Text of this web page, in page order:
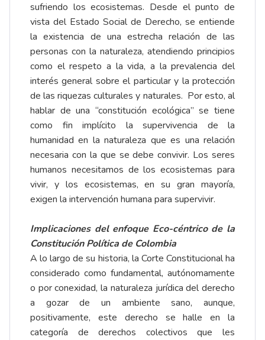
sufriendo los ecosistemas. Desde el punto de
vista del Estado Social de Derecho, se entiende
la existencia de una estrecha relación de las
personas con la naturaleza, atendiendo principios
como el respeto a la vida, a la prevalencia del
interés general sobre el particular y la protección
de las riquezas culturales y naturales. Por esto, al
hablar de una “constitución ecológica” se tiene
como fin implícito la supervivencia de la
humanidad en la naturaleza que es una relación
necesaria con la que se debe convivir. Los seres
humanos necesitamos de los ecosistemas para
vivir, y los ecosistemas, en su gran mayoría,
exigen la intervención humana para supervivir.
Implicaciones del enfoque Eco-céntrico de la
Constitución Política de Colombia
A lo largo de su historia, la Corte Constitucional ha
considerado como fundamental, autónomamente
o por conexidad, la naturaleza jurídica del derecho
a gozar de un ambiente sano, aunque,
positivamente, este derecho se halle en la
categoría de derechos colectivos que les